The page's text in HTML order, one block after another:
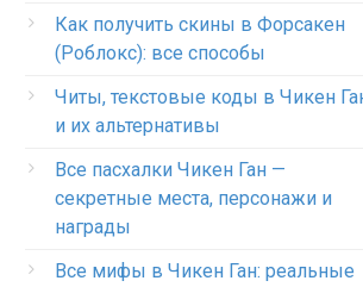
Как получить скины в Форсакен
(Роблокс): все способы
Читы, текстовые коды в Чикен
и их альтернативы
Все пасхалки Чикен Ган —
секретные места, персонажи и
награды
Все мифы в Чикен Ган: реальные